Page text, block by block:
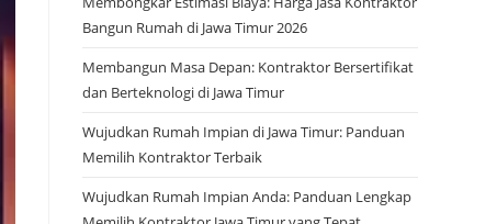
Bangun Rumah di Jawa Timur 2026
Membangun Masa Depan: Kontraktor Bersertifikat
dan Berteknologi di Jawa Timur
Wujudkan Rumah Impian di Jawa Timur: Panduan
Memilih Kontraktor Terbaik
Wujudkan Rumah Impian Anda: Panduan Lengkap